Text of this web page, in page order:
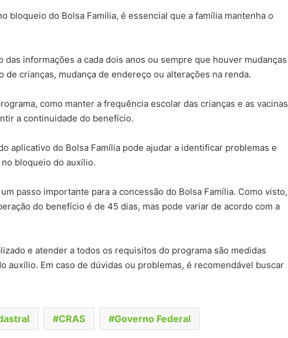
bloqueio do Bolsa Família, é essencial que a família mantenha o
das informações a cada dois anos ou sempre que houver mudanças
de crianças, mudança de endereço ou alterações na renda.
como manter a frequência escolar das crianças e as vacinas
a continuidade do benefício.
aplicativo do Bolsa Família pode ajudar a identificar problemas e
bloqueio do auxílio.
passo importante para a concessão do Bolsa Família. Como visto,
do benefício é de 45 dias, mas pode variar de acordo com a
e atender a todos os requisitos do programa são medidas
auxílio. Em caso de dúvidas ou problemas, é recomendável buscar
CRAS Governo Federal